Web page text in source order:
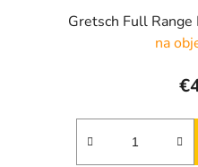
Gretsch Full
na